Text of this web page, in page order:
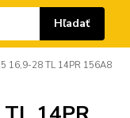
Hľadať
16,9-28 TL 14PR 156A8